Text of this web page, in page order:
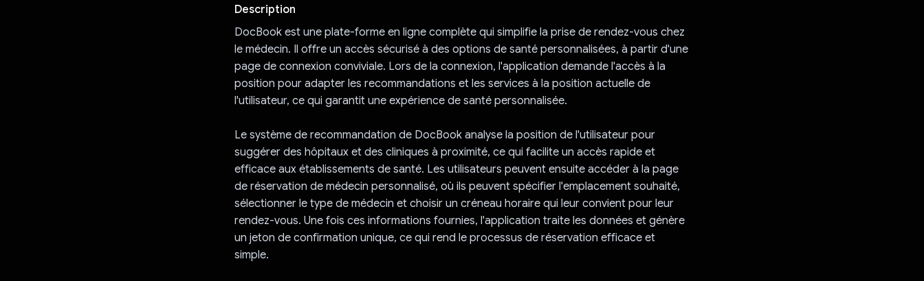
Description
DocBook est une plate-forme en ligne complète qui simplifie la prise de rendez-vous chez
le médecin. Il offre un accès sécurisé à des options de santé personnalisées, à partir d'une
page de connexion conviviale. Lors de la connexion, l'application demande l'accès à la
position pour adapter les recommandations et les services à la position actuelle de
l'utilisateur, ce qui garantit une expérience de santé personnalisée.
Le système de recommandation de DocBook analyse la position de l'utilisateur pour
suggérer des hôpitaux et des cliniques à proximité, ce qui facilite un accès rapide et
efficace aux établissements de santé. Les utilisateurs peuvent ensuite accéder à la page
de réservation de médecin personnalisé, où ils peuvent spécifier l'emplacement souhaité,
sélectionner le type de médecin et choisir un créneau horaire qui leur convient pour leur
rendez-vous. Une fois ces informations fournies, l'application traite les données et génère
un jeton de confirmation unique, ce qui rend le processus de réservation efficace et
simple.